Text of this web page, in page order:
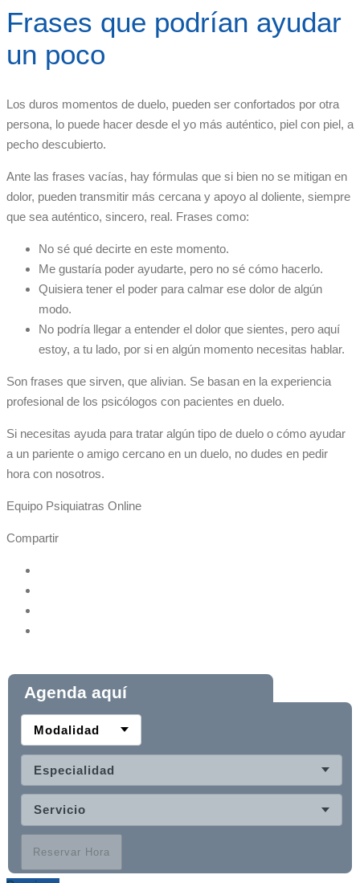
Frases que podrían ayudar
un poco
Los duros momentos de duelo, pueden ser confortados por otra
persona, lo puede hacer desde el yo más auténtico, piel con piel, a
pecho descubierto.
Ante las frases vacías, hay fórmulas que si bien no se mitigan en
dolor, pueden transmitir más cercana y apoyo al doliente, siempre
que sea auténtico, sincero, real. Frases como:
No sé qué decirte en este momento.
Me gustaría poder ayudarte, pero no sé cómo hacerlo.
Quisiera tener el poder para calmar ese dolor de algún
modo.
No podría llegar a entender el dolor que sientes, pero aquí
estoy, a tu lado, por si en algún momento necesitas hablar.
Son frases que sirven, que alivian. Se basan en la experiencia
profesional de los psicólogos con pacientes en duelo.
Si necesitas ayuda para tratar algún tipo de duelo o cómo ayudar
a un pariente o amigo cercano en un duelo, no dudes en pedir
hora con nosotros.
Equipo Psiquiatras Online
Compartir
Agenda aquí
Modalidad
Especialidad
Servicio
Reservar Hora